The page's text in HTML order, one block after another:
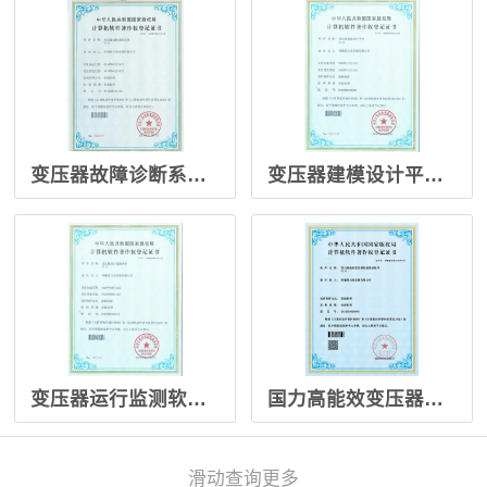
变压器故障诊断系统V1.0-2019.3.12 变压器建模设计平台 V1.0-2019.4.16
变压器运行监测软件 V1.0-2019.4.16 国力高能效变压器性能调试软件 V1.0-2024.6.28
滑动查询更多